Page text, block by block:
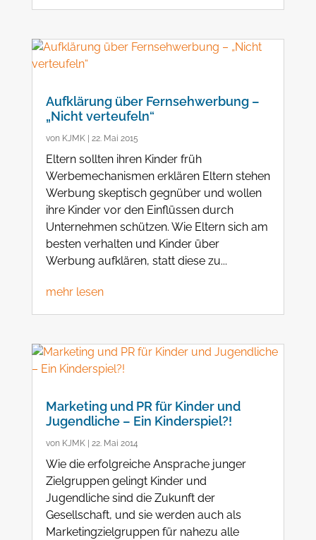
Aufklärung über Fernsehwerbung –
„Nicht verteufeln“
von KJMK| 22. Mai 2015
Eltern sollten ihren Kinder früh
Werbemechanismen erklären Eltern stehen
Werbung skeptisch gegnüber und wollen
ihre Kinder vor den Einflüssen durch
Unternehmen schützen. Wie Eltern sich am
besten verhalten und Kinder über
Werbung aufklären, statt diese zu...
mehr lesen
Marketing und PR für Kinder und
Jugendliche – Ein Kinderspiel?!
von KJMK| 22. Mai 2014
Wie die erfolgreiche Ansprache junger
Zielgruppen gelingt Kinder und
Jugendliche sind die Zukunft der
Gesellschaft, und sie werden auch als
Marketingzielgruppen für nahezu alle